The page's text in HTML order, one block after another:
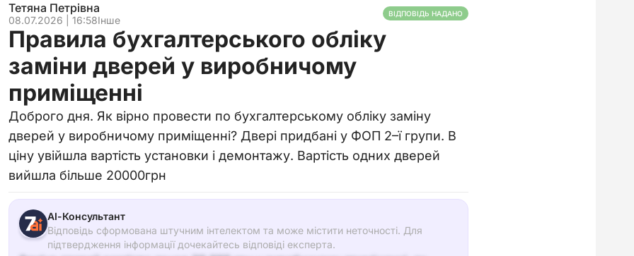
Тетяна Петрівна
08.07.2026 | 16:58Інше
ВІДПОВІДЬ НАДАНО
Правила бухгалтерського обліку
заміни дверей у виробничому
приміщенні
Доброго дня. Як вірно провести по бухгалтерському обліку заміну
дверей у виробничому приміщенні? Двері придбані у ФОП 2–ї групи. В
ціну увійшла вартість установки і демонтажу. Вартість одних дверей
вийшла більше 20000грн
АІ-Консультант
Відповідь сформована штучним інтелектом та може містити неточності. Для
підтвердження інформації дочекайтесь відповіді експерта.